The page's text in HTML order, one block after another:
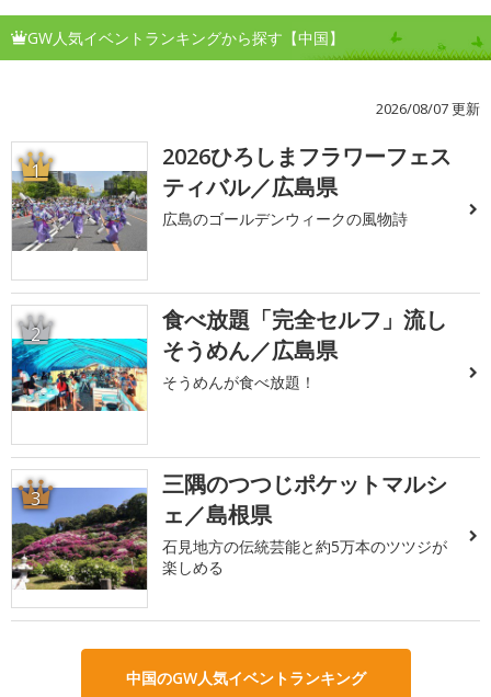
GW人気イベントランキングから探す【中国】
2026/08/07 更新
1
2026ひろしまフラワーフェス
ティバル／広島県
広島のゴールデンウィークの風物詩
2
食べ放題「完全セルフ」流し
そうめん／広島県
そうめんが食べ放題！
3
三隅のつつじポケットマルシ
ェ／島根県
石見地方の伝統芸能と約5万本のツツジが
楽しめる
中国のGW人気イベントランキング